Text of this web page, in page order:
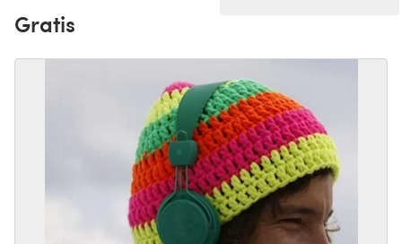
Gratis